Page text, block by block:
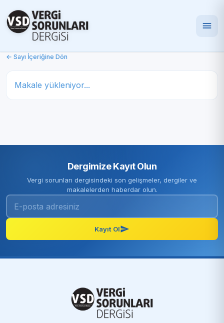
← Sayı İçeriğine Dön
Makale yükleniyor...
Dergimize Kayıt Olun
Vergi sorunları dergisindeki son gelişmeler, dergiler ve
makalelerden haberdar olun.
Kayıt Ol